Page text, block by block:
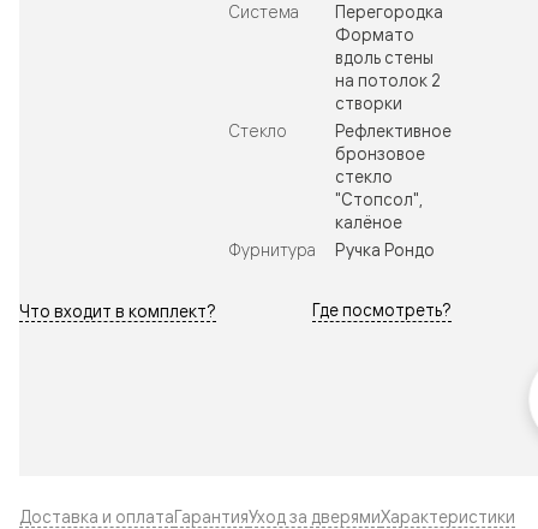
Система
Перегородка
Формато
вдоль стены
на потолок 2
створки
Стекло
Рефлективное
бронзовое
стекло
"Стопсол",
калёное
Фурнитура
Ручка Рондо
Что входит в комплект? Где посмотреть?
Доставка и оплатаГарантияУход за дверямиХарактеристики